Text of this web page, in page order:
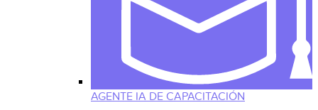
AGENTE IA DE CAPACITACIÓN